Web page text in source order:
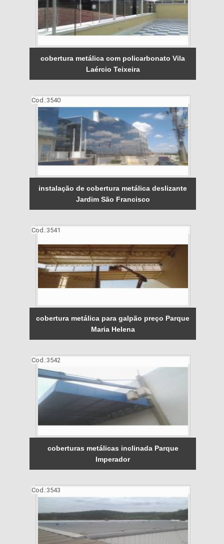
cobertura metálica com policarbonato Vila
Laércio Teixeira
Cod.:3540
instalação de cobertura metálica deslizante
Jardim São Francisco
Cod.:3541
cobertura metálica para galpão preço Parque
Maria Helena
Cod.:3542
coberturas metálicas inclinada Parque
Imperador
Cod.:3543